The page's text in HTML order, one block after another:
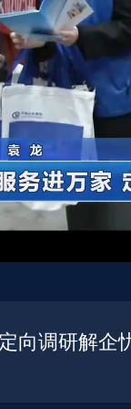
向调研解企